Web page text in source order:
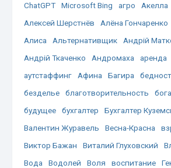
ChatGPT Microsoft Bing агро Акелла
Алексей Шерстнёв
Алёна Гончаренко
Алиса
Альтернативщик
Андрій
Андрій Ткаченко
Андромаха аренда
аутстаффинг
Афина Багира
безделье
благотворительность
будущее
бухгалтер Бухгалтер
Валентин Журавель
Весна-Красна
Виктор Бажан
Виталий Глуховский
Вода
Водолей Воля воспитание